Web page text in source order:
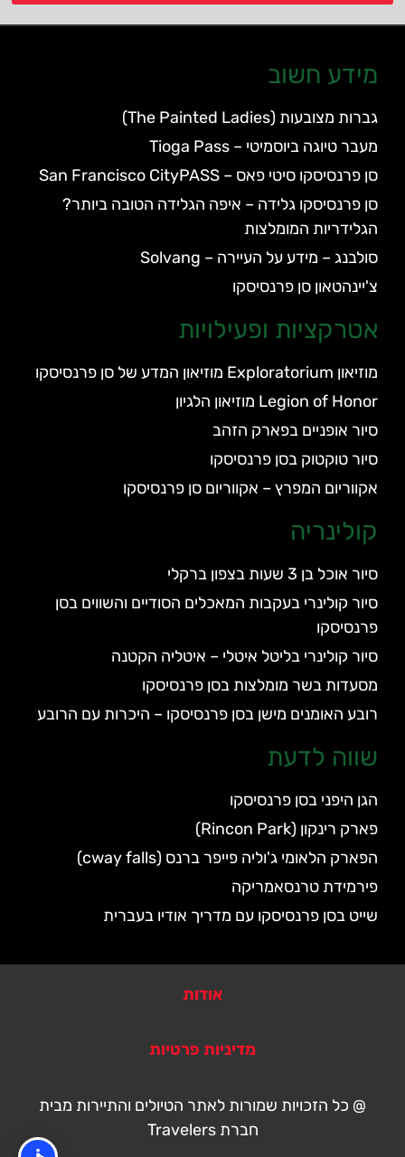
מידע חשוב
גברות מצובעות (The Painted Ladies)
מעבר טיוגה ביוסמיטי – Tioga Pass
סן פרנסיסקו סיטי פאס – San Francisco CityPASS
סן פרנסיסקו גלידה – איפה הגלידה הטובה ביותר?
הגלידריות המומלצות
סולבנג – מידע על העיירה – Solvang
צ'יינהטאון סן פרנסיסקו
אטרקציות ופעילויות
מוזיאון Exploratorium מוזיאון המדע של סן פרנסיסקו
Legion of Honor מוזיאון הלגיון
סיור אופניים בפארק הזהב
סיור טוקטוק בסן פרנסיסקו
אקווריום המפרץ – אקווריום סן פרנסיסקו
קולינריה
סיור אוכל בן 3 שעות בצפון ברקלי
סיור קולינרי בעקבות המאכלים הסודיים והשווים בסן
פרנסיסקו
סיור קולינרי בליטל איטלי – איטליה הקטנה
מסעדות בשר מומלצות בסן פרנסיסקו
רובע האומנים מישן בסן פרנסיסקו – היכרות עם הרובע
שווה לדעת
הגן היפני בסן פרנסיסקו
פארק רינקון (Rincon Park)
הפארק הלאומי ג'וליה פייפר ברנס (cway falls)
פירמידת טרנסאמריקה
שייט בסן פרנסיסקו עם מדריך אודיו בעברית
אודות
מדיניות פרטיות
@ כל הזכויות שמורות לאתר הטיולים והתיירות מבית
חברת Travelers